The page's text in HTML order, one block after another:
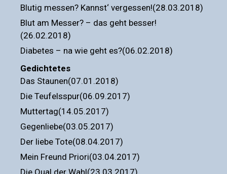
Blutig messen? Kannst‘ vergessen!(28.03.2018)
Blut am Messer? – das geht besser!
(26.02.2018)
Diabetes – na wie geht es?(06.02.2018)
Gedichtetes
Das Staunen(07.01.2018)
Die Teufelsspur(06.09.2017)
Muttertag(14.05.2017)
Gegenliebe(03.05.2017)
Der liebe Tote(08.04.2017)
Mein Freund Priori(03.04.2017)
Die Qual der Wahl(23.03.2017)